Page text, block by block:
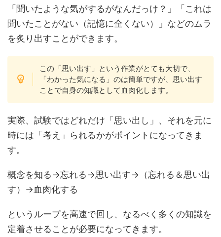
「聞いたような気がするがなんだっけ？」「これは
聞いたことがない（記憶に全くない）」などのムラ
を炙り出すことができます。
この「思い出す」という作業がとても大切で、
「わかった気になる」のは簡単ですが、思い出す
ことで自身の知識として血肉化します。
実際、試験ではどれだけ「思い出し」、それを元に
時には「考え」られるかがポイントになってきま
す。
概念を知る→忘れる→思い出す→（忘れる＆思い出
す）→血肉化する
というループを高速で回し、なるべく多くの知識を
定着させることが必要になってきます。